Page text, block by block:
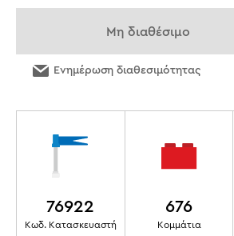
Μη διαθέσιμο
Ενημέρωση διαθεσιμότητας
76922
Κωδ. Κατασκευαστή
676
Κομμάτια